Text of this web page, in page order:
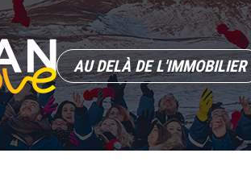
AU DELÀ DE L'IMMOBILIER